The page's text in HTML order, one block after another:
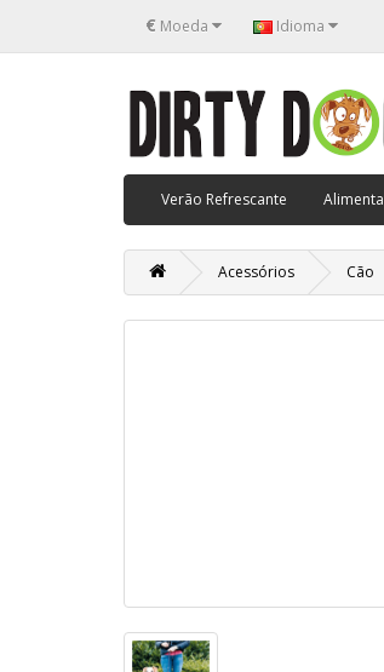
€ Moeda Idioma
Verão Refrescante
Acessórios Cão